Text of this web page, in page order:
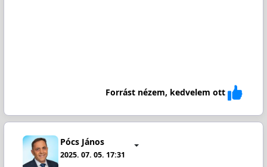
Forrást nézem, kedvelem ott
Pócs János
2025. 07. 05. 17:31